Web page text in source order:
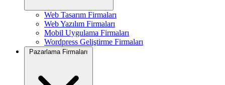
Web Tasarım Firmaları
Web Yazılım Firmaları
Mobil Uygulama Firmaları
Wordpress Geliştirme Firmaları
Pazarlama Firmaları